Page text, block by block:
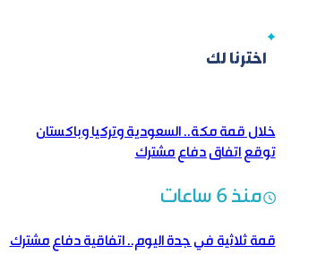
اخترنا لك
خلال قمة مكة.. السعودية وتركيا وباكستان
توقع اتفاق دفاع مشترك
منذ 6 ساعات
قمة ثلاثية في جدة اليوم.. اتفاقية دفاع مشترك